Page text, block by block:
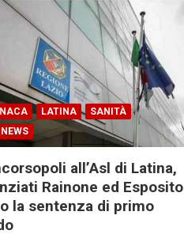
LATINA
SANITÀ
all’Asl di Latina,
Rainone ed Esposito
la sentenza di primo